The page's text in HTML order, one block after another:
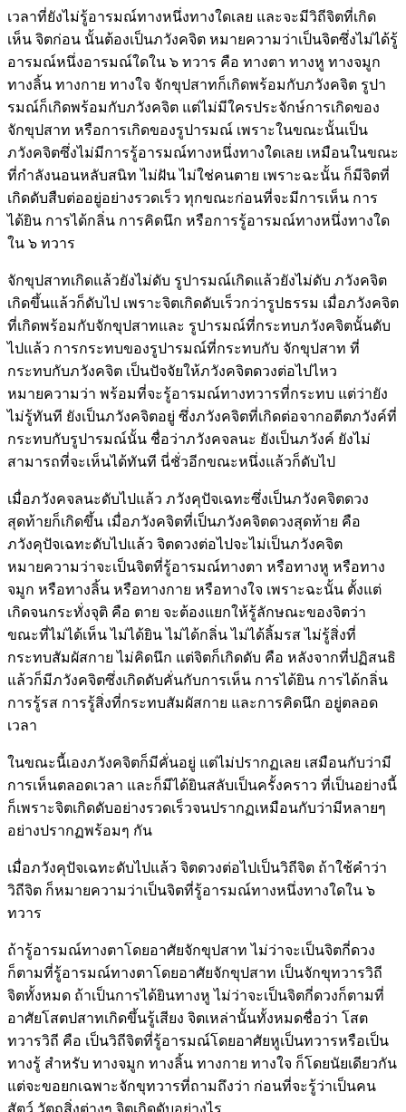
เวลาที่ยังไม่รู้อารมณ์ทางหนึ่งทางใดเลย และจะมีวิถีจิตที่เกิด
เห็น จิตก่อน นั้นต้องเป็นภวังคจิต หมายความว่าเป็นจิตซึ่งไม่ได้รู้
อารมณ์หนึ่งอารมณ์ใดใน ๖ ทวาร คือ ทางตา ทางหู ทางจมูก
ทางลิ้น ทางกาย ทางใจ จักขุปสาทก็เกิดพร้อมกับภวังคจิต รูปา
รมณ์ก็เกิดพร้อมกับภวังคจิต แต่ไม่มีใครประจักษ์การเกิดของ
จักขุปสาท หรือการเกิดของรูปารมณ์ เพราะในขณะนั้นเป็น
ภวังคจิตซึ่งไม่มีการรู้อารมณ์ทางหนึ่งทางใดเลย เหมือนในขณะ
ที่กำลังนอนหลับสนิท ไม่ฝัน ไม่ใช่คนตาย เพราะฉะนั้น ก็มีจิตที่
เกิดดับสืบต่ออยู่อย่างรวดเร็ว ทุกขณะก่อนที่จะมีการเห็น การ
ได้ยิน การได้กลิ่น การคิดนึก หรือการรู้อารมณ์ทางหนึ่งทางใด
ใน ๖ ทวาร
จักขุปสาทเกิดแล้วยังไม่ดับ รูปารมณ์เกิดแล้วยังไม่ดับ ภวังคจิต
เกิดขึ้นแล้วก็ดับไป เพราะจิตเกิดดับเร็วกว่ารูปธรรม เมื่อภวังคจิต
ที่เกิดพร้อมกับจักขุปสาทและ รูปารมณ์ที่กระทบภวังคจิตนั้นดับ
ไปแล้ว การกระทบของรูปารมณ์ที่กระทบกับ จักขุปสาท ที่
กระทบกับภวังคจิต เป็นปัจจัยให้ภวังคจิตดวงต่อไปไหว
หมายความว่า พร้อมที่จะรู้อารมณ์ทางทวารที่กระทบ แต่ว่ายัง
ไม่รู้ทันที ยังเป็นภวังคจิตอยู่ ซึ่งภวังคจิตที่เกิดต่อจากอตีตภวังค์ที่
กระทบกับรูปารมณ์นั้น ชื่อว่าภวังคจลนะ ยังเป็นภวังค์ ยังไม่
สามารถที่จะเห็นได้ทันที นี่ชั่วอีกขณะหนึ่งแล้วก็ดับไป
เมื่อภวังคจลนะดับไปแล้ว ภวังคุปัจเฉทะซึ่งเป็นภวังคจิตดวง
สุดท้ายก็เกิดขึ้น เมื่อภวังคจิตที่เป็นภวังคจิตดวงสุดท้าย คือ
ภวังคุปัจเฉทะดับไปแล้ว จิตดวงต่อไปจะไม่เป็นภวังคจิต
หมายความว่าจะเป็นจิตที่รู้อารมณ์ทางตา หรือทางหู หรือทาง
จมูก หรือทางลิ้น หรือทางกาย หรือทางใจ เพราะฉะนั้น ตั้งแต่
เกิดจนกระทั่งจุติ คือ ตาย จะต้องแยกให้รู้ลักษณะของจิตว่า
ขณะที่ไม่ได้เห็น ไม่ได้ยิน ไม่ได้กลิ่น ไม่ได้ลิ้มรส ไม่รู้สิ่งที่
กระทบสัมผัสกาย ไม่คิดนึก แต่จิตก็เกิดดับ คือ หลังจากที่ปฏิสนธิ
แล้วก็มีภวังคจิตซึ่งเกิดดับคั่นกับการเห็น การได้ยิน การได้กลิ่น
การรู้รส การรู้สิ่งที่กระทบสัมผัสกาย และการคิดนึก อยู่ตลอด
เวลา
ในขณะนี้เองภวังคจิตก็มีคั่นอยู่ แต่ไม่ปรากฏเลย เสมือนกับว่ามี
การเห็นตลอดเวลา และก็มีได้ยินสลับเป็นครั้งคราว ที่เป็นอย่างนี้
ก็เพราะจิตเกิดดับอย่างรวดเร็วจนปรากฏเหมือนกับว่ามีหลายๆ
อย่างปรากฏพร้อมๆ กัน
เมื่อภวังคุปัจเฉทะดับไปแล้ว จิตดวงต่อไปเป็นวิถีจิต ถ้าใช้คำว่า
วิถีจิต ก็หมายความว่าเป็นจิตที่รู้อารมณ์ทางหนึ่งทางใดใน ๖
ทวาร
ถ้ารู้อารมณ์ทางตาโดยอาศัยจักขุปสาท ไม่ว่าจะเป็นจิตกี่ดวง
ก็ตามที่รู้อารมณ์ทางตาโดยอาศัยจักขุปสาท เป็นจักขุทวารวิถี
จิตทั้งหมด ถ้าเป็นการได้ยินทางหู ไม่ว่าจะเป็นจิตกี่ดวงก็ตามที่
อาศัยโสตปสาทเกิดขึ้นรู้เสียง จิตเหล่านั้นทั้งหมดชื่อว่า โสต
ทวารวิถี คือ เป็นวิถีจิตที่รู้อารมณ์โดยอาศัยหูเป็นทวารหรือเป็น
ทางรู้ สำหรับ ทางจมูก ทางลิ้น ทางกาย ทางใจ ก็โดยนัยเดียวกัน
แต่จะขอยกเฉพาะจักขุทวารที่ถามถึงว่า ก่อนที่จะรู้ว่าเป็นคน
สัตว์ วัตถุสิ่งต่างๆ จิตเกิดดับอย่างไร